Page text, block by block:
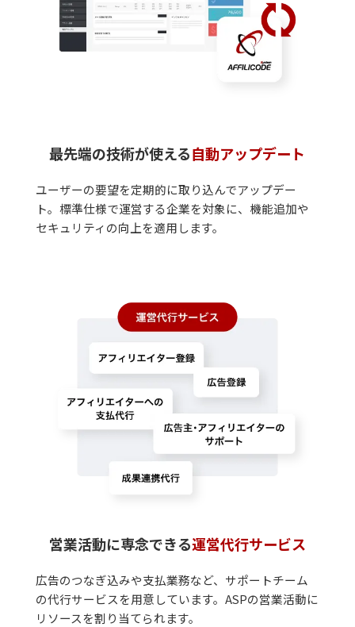
最先端の技術が使える自動アップデート
ユーザーの要望を定期的に取り込んでアップデー
ト。標準仕様で運営する企業を対象に、機能追加や
セキュリティの向上を適用します。
営業活動に専念できる運営代行サービス
広告のつなぎ込みや支払業務など、サポートチーム
の代行サービスを用意しています。ASPの営業活動に
リソースを割り当てられます。